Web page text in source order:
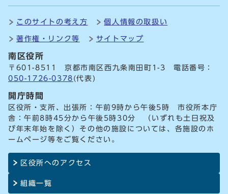
このサイトの考え方 個人情報の取扱い
著作権・リンク等 サイトマップ
南区役所
〒601-8511 京都市南区西九条南田町1-3 電話番号：
050-1726-0378 (代表)
開庁時間
区役所・支所、出張所：午前9時から午後5時 市役所本庁
舎：午前8時45分から午後5時30分 （いずれも土日祝及
び年末年始を除く）その他の施設については、各施設のホ
ームページ等をご覧ください。
区役所へのアクセス
組織一覧